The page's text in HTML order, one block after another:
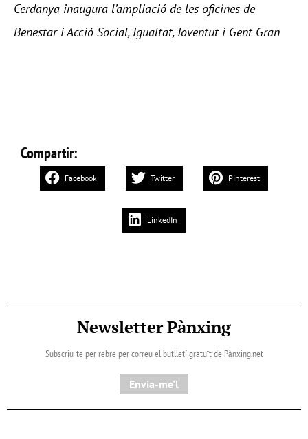
Cerdanya inaugura l’ampliació de les oficines de
Benestar i Acció Social, Igualtat, Joventut i Gent Gran
Compartir:
Facebook Twitter Pinterest
LinkedIn
Newsletter Pànxing
Subscriu-te per rebre per correu el butlletí gratuït de Pànxing.net​
Envia-me'l